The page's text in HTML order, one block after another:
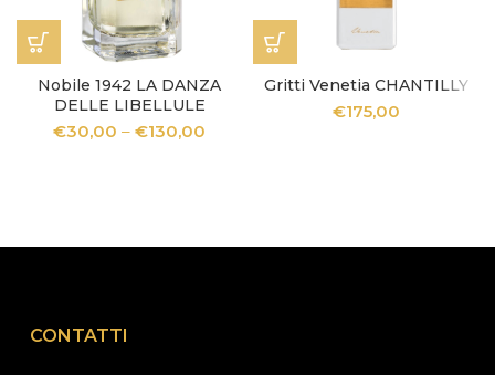
Nobile 1942 LA DANZA
DELLE LIBELLULE
€30,00 – €130,00
Gritti Venetia CHANTILLY
€175,00
CONTATTI